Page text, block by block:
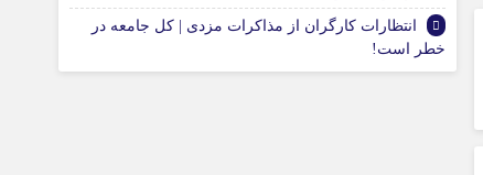
انتظارات کارگران از مذاکرات مزدی | کل جامعه در
خطر است!